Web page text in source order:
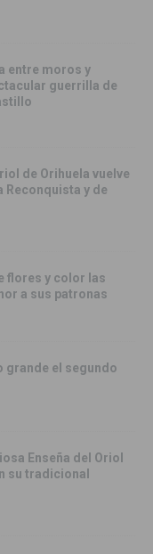
entre moros y
guerrilla de
de Orihuela vuelve
Reconquista y de
flores y color las
a sus patronas
grande el segundo
Enseña del Oriol
su tradicional